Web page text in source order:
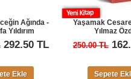
-
Yaşamak Cesaret İster -
250.00 TL 162.50 TL